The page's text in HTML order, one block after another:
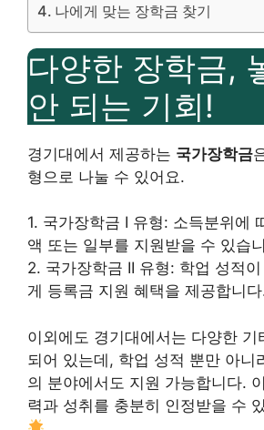
나에게 맞는 장학금 찾기
다양한 장학금,
안 되는 기회!
경기대에서 제공하는 국가장학금
형으로 나눌 수 있어요.
1. 국가장학금 I 유형: 소득분위에
액 또는 일부를 지원받을 수 있습
2. 국가장학금 II 유형: 학업 성적
게 등록금 지원 혜택을 제공합니
이외에도 경기대에서는 다양한 기
되어 있는데, 학업 성적 뿐만 아니
의 분야에서도 지원 가능합니다.
력과 성취를 충분히 인정받을 수